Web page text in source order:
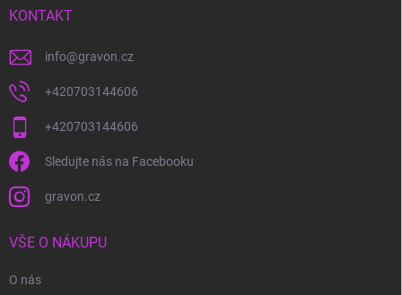
KONTAKT
info@gravon.cz
+420703144606
+420703144606
Sledujte nás na Facebooku
gravon.cz
VŠE O NÁKUPU
O nás